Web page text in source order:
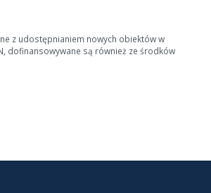
z udostępnianiem nowych obiektów w
dofinansowywane są również ze środków